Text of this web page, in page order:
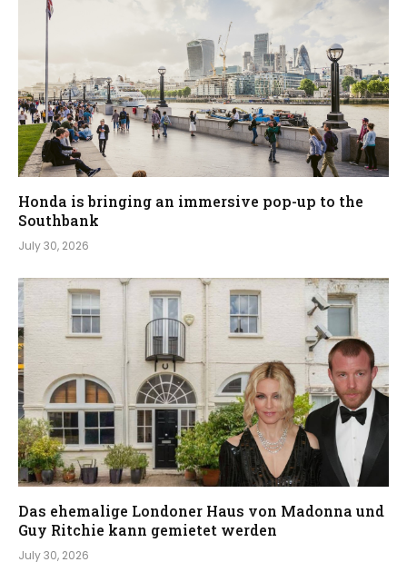
Honda is bringing an immersive pop-up to the
Southbank
July 30, 2026
Das ehemalige Londoner Haus von Madonna und
Guy Ritchie kann gemietet werden
July 30, 2026